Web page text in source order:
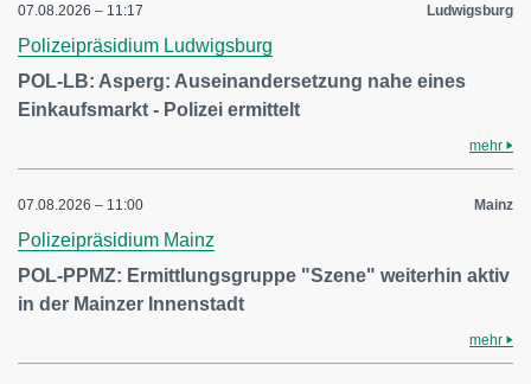
07.08.2026 – 11:17 Ludwigsburg
Polizeipräsidium Ludwigsburg
POL-LB: Asperg: Auseinandersetzung nahe eines
Einkaufsmarkt - Polizei ermittelt
mehr
07.08.2026 – 11:00 Mainz
Polizeipräsidium Mainz
POL-PPMZ: Ermittlungsgruppe "Szene" weiterhin aktiv
in der Mainzer Innenstadt
mehr